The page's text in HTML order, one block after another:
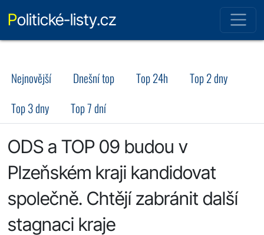
Politické-listy.cz
Nejnovější Dnešní top Top 24h
Top 2 dny
Top 3 dny
Top 7 dní
ODS a TOP 09 budou v
Plzeňském kraji kandidovat
společně. Chtějí zabránit další
stagnaci kraje